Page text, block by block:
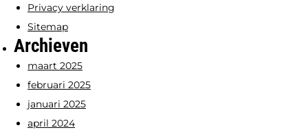
Privacy verklaring
Sitemap
Archieven
maart 2025
februari 2025
januari 2025
april 2024